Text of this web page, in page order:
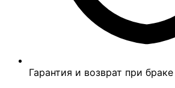
Гарантия и возврат при браке